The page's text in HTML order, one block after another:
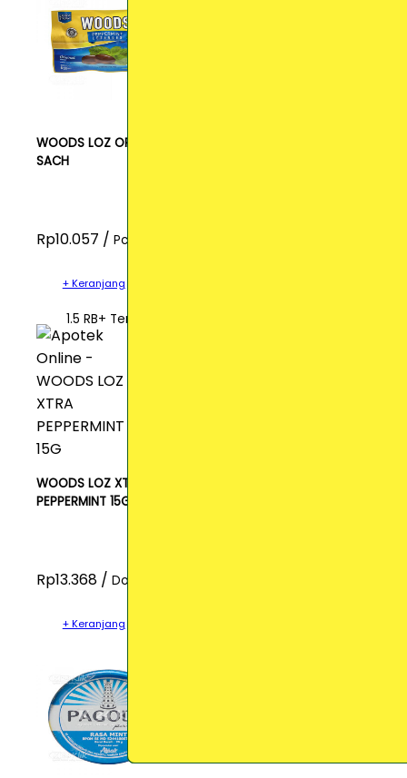
WOODS LOZ ORIG
SACH
Rp10.057 / Pcs
+ Keranjang
1.5 RB+ Terjual
WOODS LOZ XTRA
PEPPERMINT 15G
Rp13.368 / Dos
+ Keranjang